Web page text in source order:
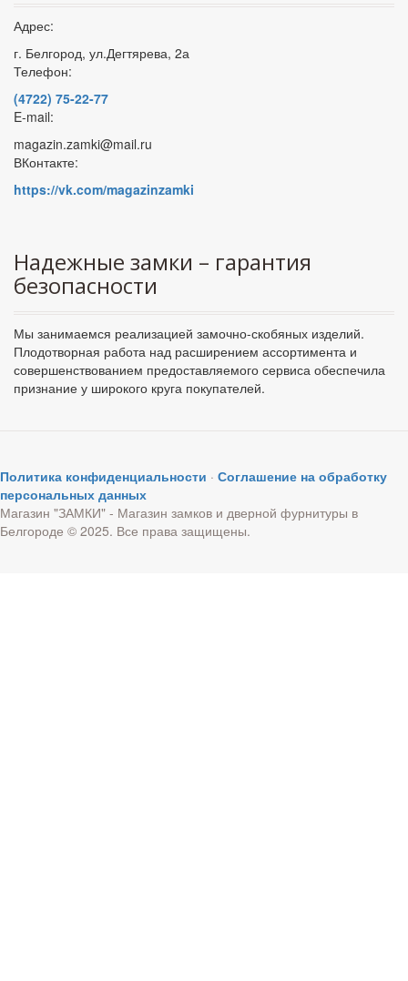
Адрес:
г. Белгород, ул.Дегтярева, 2а
Телефон:
(4722) 75-22-77
E-mail:
magazin.zamki@mail.ru
ВКонтакте:
https://vk.com/magazinzamki
Надежные замки – гарантия
безопасности
Мы занимаемся реализацией замочно-скобяных изделий.
Плодотворная работа над расширением ассортимента и
совершенствованием предоставляемого сервиса обеспечила
признание у широкого круга покупателей.
Политика конфиденциальности · Соглашение на обработку
персональных данных
Магазин "ЗАМКИ" - Магазин замков и дверной фурнитуры в
Белгороде © 2025. Все права защищены.